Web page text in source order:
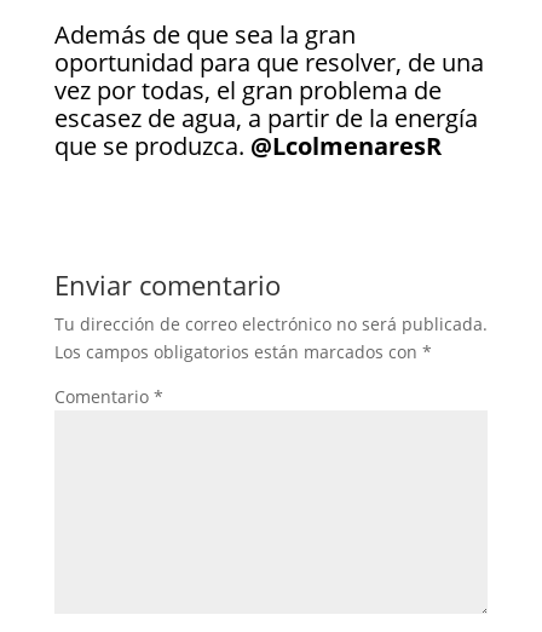
Además de que sea la gran
oportunidad para que resolver, de una
vez por todas, el gran problema de
escasez de agua, a partir de la energía
que se produzca. @LcolmenaresR
Enviar comentario
Tu dirección de correo electrónico no será publicada.
Los campos obligatorios están marcados con *
Comentario *